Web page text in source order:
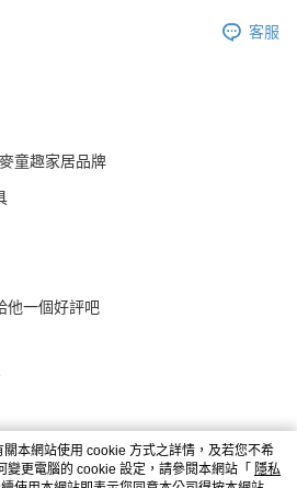
客服
童趣家居品牌
他一個好評吧
本網站使用 cookie 方式之詳情，及若您不希
變更電腦的 cookie 設定，請參閱本網站「 隱私